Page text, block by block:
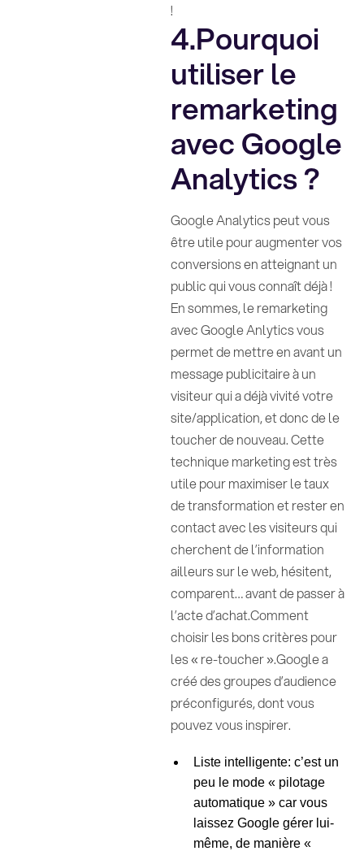
!
4.Pourquoi
utiliser le
remarketing
avec Google
Analytics ?
Google Analytics peut vous
être utile pour augmenter vos
conversions en atteignant un
public qui vous connaît déjà !
En sommes, le remarketing
avec Google Anlytics vous
permet de mettre en avant un
message publicitaire à un
visiteur qui a déjà vivité votre
site/application, et donc de le
toucher de nouveau. Cette
technique marketing est très
utile pour maximiser le taux
de transformation et rester en
contact avec les visiteurs qui
cherchent de l’information
ailleurs sur le web, hésitent,
comparent… avant de passer à
l’acte d’achat.Comment
choisir les bons critères pour
les « re-toucher ».Google a
créé des groupes d’audience
préconfigurés, dont vous
pouvez vous inspirer.
Liste intelligente: c’est un
peu le mode « pilotage
automatique » car vous
laissez Google gérer lui-
même, de manière «